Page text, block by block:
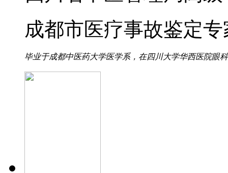
成都市医疗事故鉴定
毕业于成都中医药大学医学系，在四川大学华西医院眼